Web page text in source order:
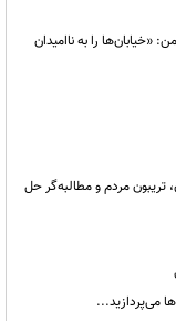
را به ناامیدان
مردم و مطالبه‌گر حل